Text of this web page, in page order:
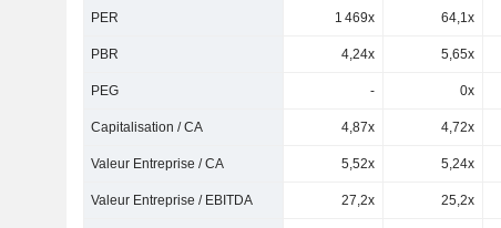
PER 1 469x 64,1x
PBR 4,24x 5,65x
PEG - 0x
Capitalisation / CA 4,87x 4,72x
Valeur Entreprise / CA 5,52x 5,24x
Valeur Entreprise / EBITDA 27,2x 25,2x